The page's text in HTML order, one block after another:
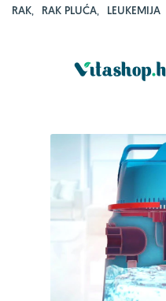
RAK, RAK PLUĆA, LEUKEMIJA